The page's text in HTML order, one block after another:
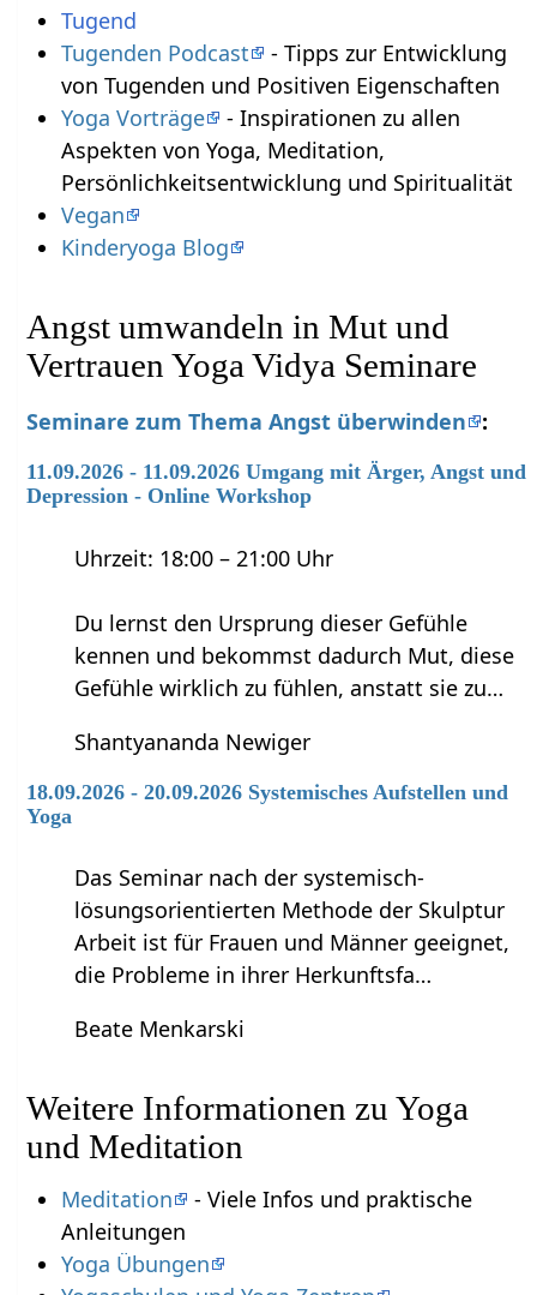
Tugend
Tugenden Podcast
- Tipps zur Entwicklung
von Tugenden und Positiven Eigenschaften
Yoga Vorträge
- Inspirationen zu allen
Aspekten von Yoga, Meditation,
Persönlichkeitsentwicklung und Spiritualität
Vegan
Kinderyoga Blog
Angst umwandeln in Mut und
Vertrauen Yoga Vidya Seminare
Seminare zum Thema Angst überwinden :
11.09.2026 - 11.09.2026 Umgang mit Ärger, Angst und
Depression - Online Workshop
Uhrzeit: 18:00 – 21:00 Uhr
Du lernst den Ursprung dieser Gefühle
kennen und bekommst dadurch Mut, diese
Gefühle wirklich zu fühlen, anstatt sie zu…
Shantyananda Newiger
18.09.2026 - 20.09.2026 Systemisches Aufstellen und
Yoga
Das Seminar nach der systemisch-
lösungsorientierten Methode der Skulptur
Arbeit ist für Frauen und Männer geeignet,
die Probleme in ihrer Herkunftsfa…
Beate Menkarski
Weitere Informationen zu Yoga
und Meditation
Meditation
- Viele Infos und praktische
Anleitungen
Yoga Übungen